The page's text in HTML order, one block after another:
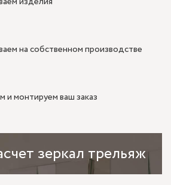
на собственном производстве
и монтируем ваш заказ
зеркал трельяж